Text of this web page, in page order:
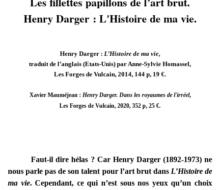
Henry Darger : L'Histoire de ma vie.
Henry Darger : L’Histoire de ma vie,
traduit de l’anglais (Etats-Unis) par Anne-Sylvie Homassel,
Les Forges de Vulcain, 2014, 144 p, 19 €.
Xavier Mauméjean : Henry Darger. Dans les royaumes de l'irréel,
Les Forges de Vulcain, 2020, 352 p, 25 €.
Faut-il dire hélas ? Car Henry Darger (1892-1973) ne
nous parle pas de son talent pour l’art brut dans L’Histoire de
ma vie. Cependant, ce qui n’est sous nos yeux qu’un choix